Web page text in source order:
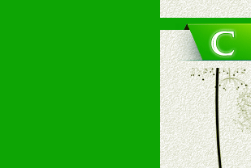
2、认同公司
3、严格按照
4、具有一定
5、为维护区
十一、公司支
1、免费人员
由销售明星、